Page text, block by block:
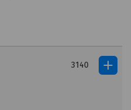
3140